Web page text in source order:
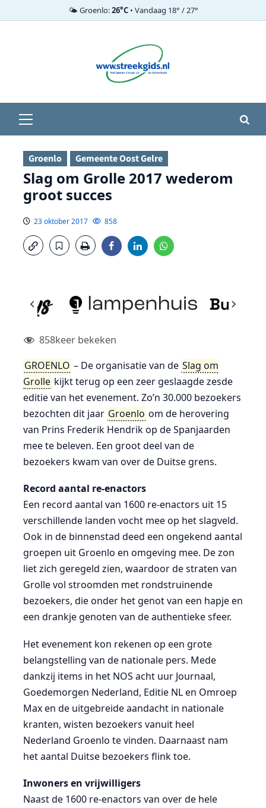
🌤️ Groenlo:26°C• Vandaag 18° / 27°
menu
Groenlo Gemeente Oost Gelre
Slag om Grolle 2017 wederom
groot succes
23 oktober 2017 858
858keer bekeken
GROENLO – De organisatie van de Slag om
Grolle kijkt terug op een zeer geslaagde zesde
editie van het evenement. Zo’n 30.000 bezoekers
bezochten dit jaar Groenlo om de herovering
van Prins Frederik Hendrik op de Spanjaarden
mee te beleven. Een groot deel van de
bezoekers kwam van over de Duitse grens.
Record aantal re-enactors
Een record aantal van 1600 re-enactors uit 15
verschillende landen vocht mee op het slagveld.
Ook in de binnenstad deed een ongekend aantal
groepen uit Groenlo en omgeving mee. De zon
liet zich geregeld zien, waardoor de straten van
Grolle vol stroomden met rondstruinende
bezoekers, die onder het genot van een hapje en
een drankje genoten van de authentieke sfeer.
Het evenement kon rekenen op een grote
belangstelling van de nationale pers. Mede
dankzij items in het NOS acht uur Journaal,
Goedemorgen Nederland, Editie NL en Omroep
Max en de uitgebreide aandacht in nationale
kranten, wisten bezoekers vanuit heel
Nederland Groenlo te vinden. Daarnaast nam
het aantal Duitse bezoekers flink toe.
Inwoners en vrijwilligers
Naast de 1600 re-enactors van over de hele